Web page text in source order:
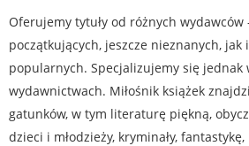
Oferujemy tytuły od różnych wydawców
początkujących, jeszcze nieznanych,
popularnych. Specjalizujemy się jednak
wydawnictwach. Miłośnik książek
gatunków, w tym literaturę piękną,
dzieci i młodzieży, kryminały, fantastykę,